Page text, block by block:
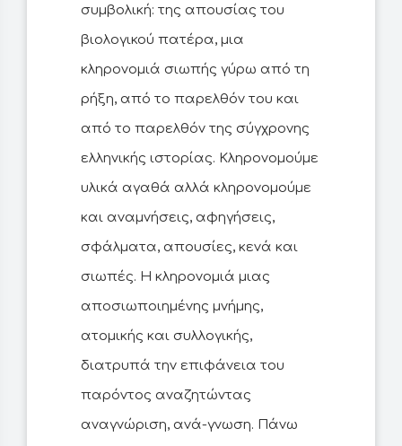
συμβολική: της απουσίας του
βιολογικού πατέρα, μια
κληρονομιά σιωπής γύρω από τη
ρήξη, από το παρελθόν του και
από το παρελθόν της σύγχρονης
ελληνικής ιστορίας. Κληρονομούμε
υλικά αγαθά αλλά κληρονομούμε
και αναμνήσεις, αφηγήσεις,
σφάλματα, απουσίες, κενά και
σιωπές. Η κληρονομιά μιας
αποσιωποιημένης μνήμης,
ατομικής και συλλογικής,
διατρυπά την επιφάνεια του
παρόντος αναζητώντας
αναγνώριση, ανά-γνωση. Πάνω